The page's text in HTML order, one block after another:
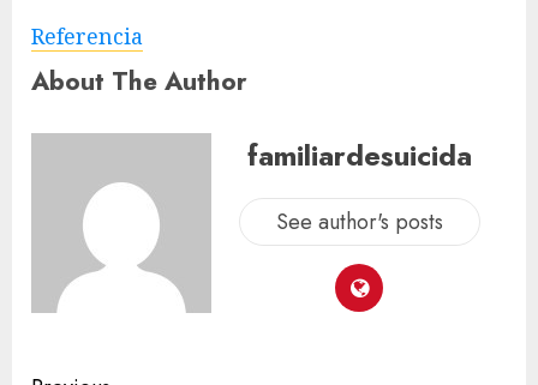
Referencia
About The Author
familiardesuicida
See author's posts